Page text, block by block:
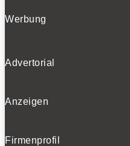
Werbung
Advertorial
Anzeigen
Firmenprofil